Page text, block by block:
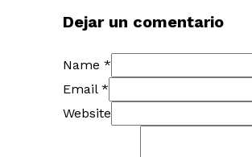
Dejar un comentario
Name *
Email *
Website